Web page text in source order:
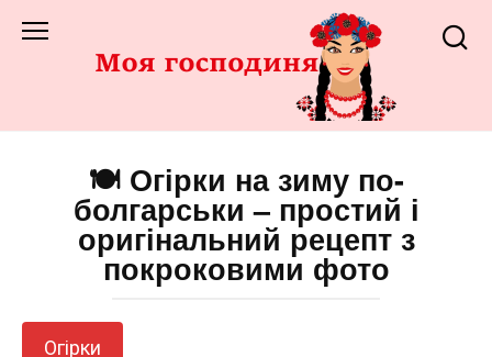
до
🍽️ Огірки на зиму по-
болгарськи – простий і
оригінальний рецепт з
покроковими фото
Огірки